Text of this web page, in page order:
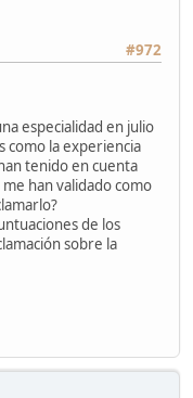
#972
especialidad en julio
como la experiencia
tenido en cuenta
han validado como
de los
sobre la